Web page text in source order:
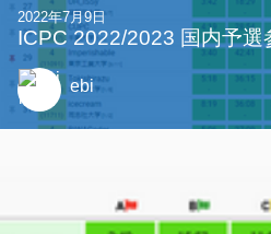
2022年7月9日
ICPC 2022/2023 国内予選
ebi